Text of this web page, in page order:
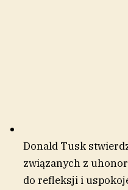
Donald Tusk
związanych z
do refleksji i